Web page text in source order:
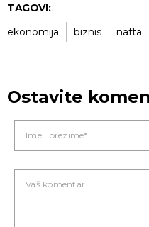
TAGOVI:
ekonomija
biznis nafta
Ostavite